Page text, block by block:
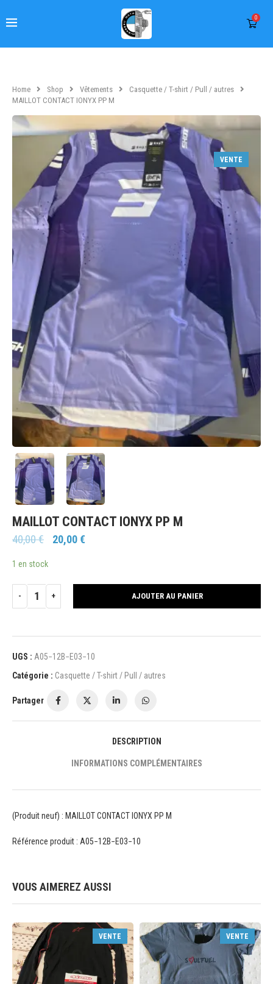
0
Home Shop Vêtements
Casquette / T-shirt / Pull / autres
MAILLOT CONTACT IONYX PP M
VENTE
MAILLOT CONTACT IONYX PP M
40,00€ 20,00€
1 en stock
AJOUTER AU PANIER
UGS : A05−12B−E03−10
Catégorie : Casquette / T-shirt / Pull / autres
Partager
DESCRIPTION
INFORMATIONS COMPLÉMENTAIRES
(Produit neuf) : MAILLOT CONTACT IONYX PP M
Référence produit : A05−12B−E03−10
VOUS AIMEREZ AUSSI
VENTE VENTE